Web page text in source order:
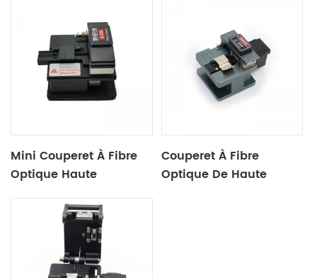
Mini Couperet À Fibre
Optique Haute
Couperet À Fibre
Optique De Haute